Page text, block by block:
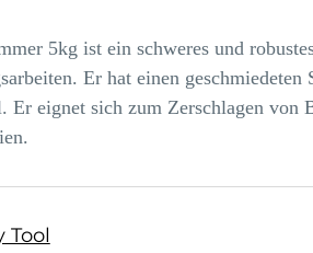
5kg ist ein schweres und
Er hat einen geschmiedeten
Er eignet sich zum Zerschlagen von
Tool